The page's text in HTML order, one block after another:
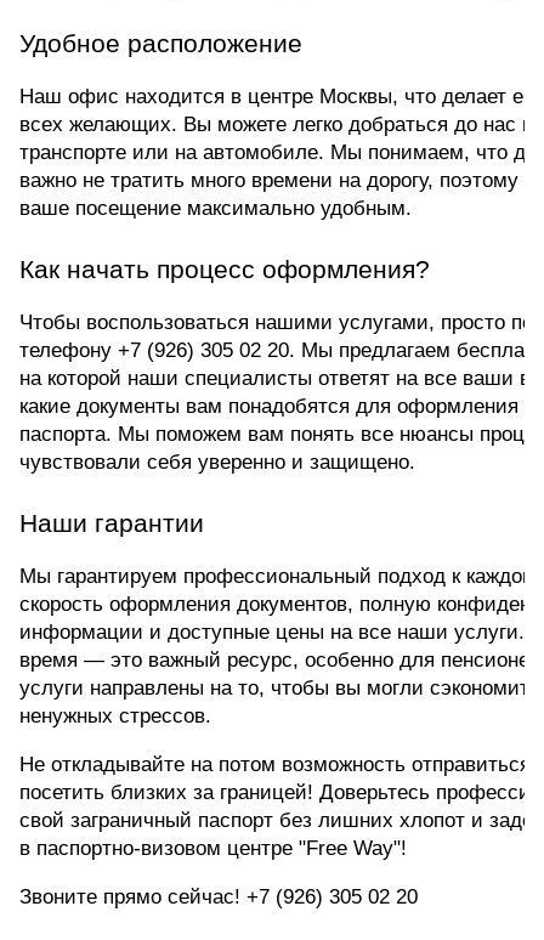
Удобное расположение
Наш офис находится в центре Москвы, что делает
всех желающих. Вы можете легко добраться до нас
транспорте или на автомобиле. Мы понимаем, что
важно не тратить много времени на дорогу, поэтому
ваше посещение максимально удобным.
Как начать процесс оформления?
Чтобы воспользоваться нашими услугами, просто
телефону +7 (926) 305 02 20. Мы предлагаем
на которой наши специалисты ответят на все ваши
какие документы вам понадобятся для оформления
паспорта. Мы поможем вам понять все нюансы
чувствовали себя уверенно и защищено.
Наши гарантии
Мы гарантируем профессиональный подход к
скорость оформления документов, полную
информации и доступные цены на все наши услуги.
время — это важный ресурс, особенно для
услуги направлены на то, чтобы вы могли
ненужных стрессов.
Не откладывайте на потом возможность отправиться
посетить близких за границей! Доверьтесь
свой заграничный паспорт без лишних хлопот и
в паспортно-визовом центре "Free Way"!
Звоните прямо сейчас! +7 (926) 305 02 20